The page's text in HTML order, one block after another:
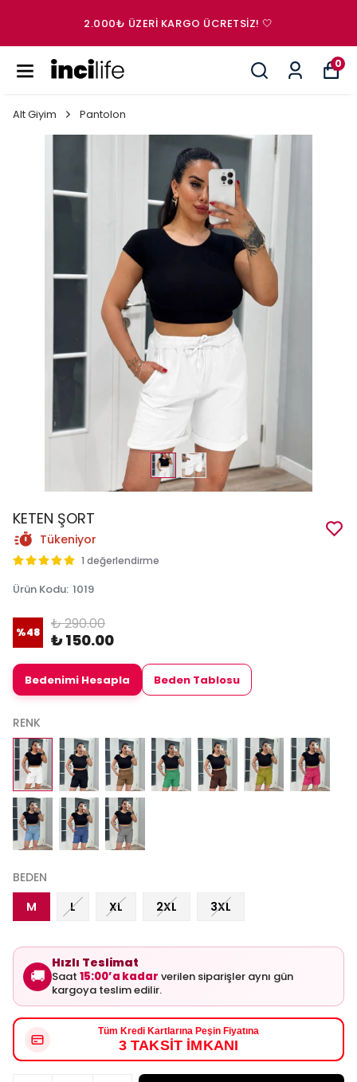
2.000₺ ÜZERI KARGO ÜCRETSIZ! 🤍
0
Alt Giyim Pantolon
KETEN ŞORT
Tükeniyor
1 değerlendirme
Ürün Kodu: 1019
%48 ₺ 290.00
₺ 150.00
Bedenimi Hesapla Beden Tablosu
RENK
BEDEN
M
L XL 2XL 3XL
🚚
Hızlı Teslimat
Saat 15:00’a kadar verilen siparişler aynı gün
kargoya teslim edilir.
Tüm Kredi Kartlarına Peşin Fiyatına
3 TAKSİT İMKANI